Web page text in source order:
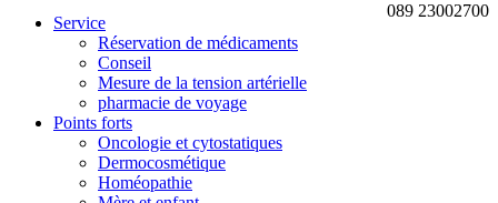
089 23002700
Service
Réservation de médicaments
Conseil
Mesure de la tension artérielle
pharmacie de voyage
Points forts
Oncologie et cytostatiques
Dermocosmétique
Homéopathie